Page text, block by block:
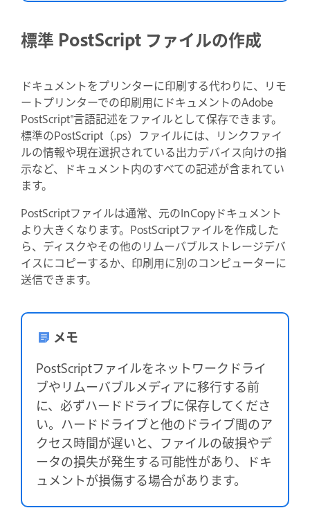
標準 PostScript ファイルの作成
ドキュメントをプリンターに印刷する代わりに、リモ
ートプリンターでの印刷用にドキュメントのAdobe
PostScript®言語記述をファイルとして保存できます。
標準のPostScript（.ps）ファイルには、リンクファイ
ルの情報や現在選択されている出力デバイス向けの指
示など、ドキュメント内のすべての記述が含まれてい
ます。
PostScriptファイルは通常、元のInCopyドキュメント
より大きくなります。PostScriptファイルを作成した
ら、ディスクやその他のリムーバブルストレージデバ
イスにコピーするか、印刷用に別のコンピューターに
送信できます。
メモ
PostScriptファイルをネットワークドライ
ブやリムーバブルメディアに移行する前
に、必ずハードドライブに保存してくださ
い。ハードドライブと他のドライブ間のア
クセス時間が遅いと、ファイルの破損やデ
ータの損失が発生する可能性があり、ドキ
ュメントが損傷する場合があります。